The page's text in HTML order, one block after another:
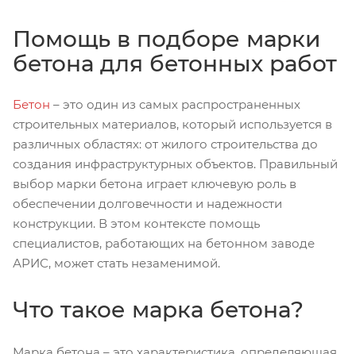
Помощь в подборе марки
бетона для бетонных работ
Бетон – это один из самых распространенных
строительных материалов, который используется в
различных областях: от жилого строительства до
создания инфраструктурных объектов. Правильный
выбор марки бетона играет ключевую роль в
обеспечении долговечности и надежности
конструкции. В этом контексте помощь
специалистов, работающих на бетонном заводе
АРИС, может стать незаменимой.
Что такое марка бетона?